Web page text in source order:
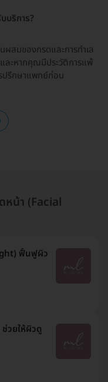
บริการ?
สมของกรดและการทำเล
และหากคุณมีประวัติการแพ้
ปรึกษาแพทย์ก่อน
หน้า (Facial
ฟื้นฟูผิว
วยให้ผิวดู